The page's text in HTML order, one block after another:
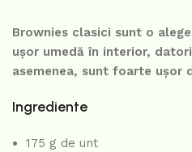
Brownies clasici sunt o
ușor umedă în interior,
asemenea, sunt foarte ușor
Ingrediente
175 g de unt